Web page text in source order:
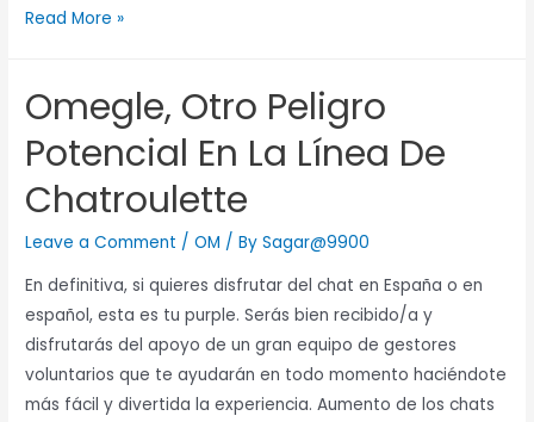
Read More »
Omegle, Otro Peligro
Potencial En La Línea De
Chatroulette
Leave a Comment /OM / BySagar@9900
En definitiva, si quieres disfrutar del chat en España o en
español, esta es tu purple. Serás bien recibido/a y
disfrutarás del apoyo de un gran equipo de gestores
voluntarios que te ayudarán en todo momento haciéndote
más fácil y divertida la experiencia. Aumento de los chats